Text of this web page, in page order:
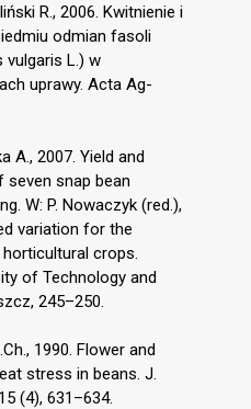
R., 2006. Kwitnienie i
odmian fasoli
vulgaris L.) w
uprawy. Acta Ag-
A., 2007. Yield and
snap bean
W: P. Nowaczyk (red.),
variation for the
crops.
of Technology and
245–250.
1990. Flower and
stress in beans. J.
(4), 631–634.